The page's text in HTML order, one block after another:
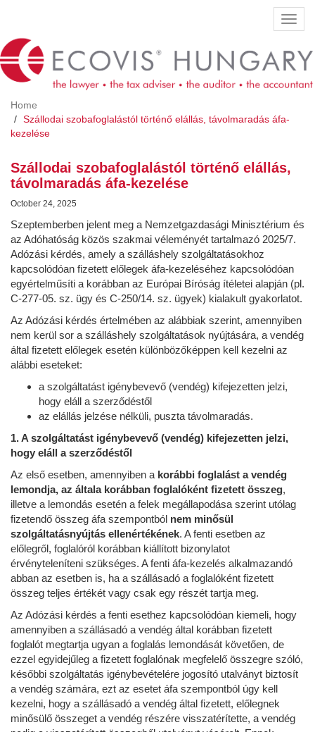
content
Home
Szállodai szobafoglalástól történő elállás, távolmaradás áfa-
kezelése
Szállodai szobafoglalástól történő elállás,
távolmaradás áfa-kezelése
October 24, 2025
Szeptemberben jelent meg a Nemzetgazdasági Minisztérium és
az Adóhatóság közös szakmai véleményét tartalmazó 2025/7.
Adózási kérdés, amely a szálláshely szolgáltatásokhoz
kapcsolódóan fizetett előlegek áfa-kezeléséhez kapcsolódóan
egyértelműsíti a korábban az Európai Bíróság ítéletei alapján (pl.
C-277-05. sz. ügy és C-250/14. sz. ügyek) kialakult gyakorlatot.
Az Adózási kérdés értelmében az alábbiak szerint, amennyiben
nem kerül sor a szálláshely szolgáltatások nyújtására, a vendég
által fizetett előlegek esetén különbözőképpen kell kezelni az
alábbi eseteket:
a szolgáltatást igénybevevő (vendég) kifejezetten jelzi,
hogy eláll a szerződéstől
az elállás jelzése nélküli, puszta távolmaradás.
1. A szolgáltatást igénybevevő (vendég) kifejezetten jelzi,
hogy eláll a szerződéstől
Az első esetben, amennyiben a korábbi foglalást a vendég
lemondja, az általa korábban foglalóként fizetett összeg,
illetve a lemondás esetén a felek megállapodása szerint utólag
fizetendő összeg áfa szempontból nem minősül
szolgáltatásnyújtás ellenértékének. A fenti esetben az
előlegről, foglalóról korábban kiállított bizonylatot
érvényteleníteni szükséges. A fenti áfa-kezelés alkalmazandó
abban az esetben is, ha a szállásadó a foglalóként fizetett
összeg teljes értékét vagy csak egy részét tartja meg.
Az Adózási kérdés a fenti esethez kapcsolódóan kiemeli, hogy
amennyiben a szállásadó a vendég által korábban fizetett
foglalót megtartja ugyan a foglalás lemondását követően, de
ezzel egyidejűleg a fizetett foglalónak megfelelő összegre szóló,
későbbi szolgáltatás igénybevételére jogosító utalványt biztosít
a vendég számára, ezt az esetet áfa szempontból úgy kell
kezelni, hogy a szállásadó a vendég által fizetett, előlegnek
minősülő összeget a vendég részére visszatérítette, a vendég